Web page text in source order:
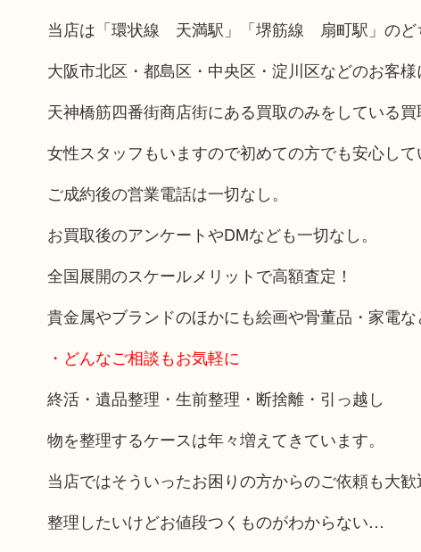
当店は「環状線 天満駅」「堺筋線 扇町駅」のど
大阪市北区・都島区・中央区・淀川区などのお客様
天神橋筋四番街商店街にある買取のみをしている買
女性スタッフもいますので初めての方でも安心して
ご成約後の営業電話は一切なし。
お買取後のアンケートやDMなども一切なし。
全国展開のスケールメリットで高額査定！
貴金属やブランドのほかにも絵画や骨董品・家電
・どんなご相談もお気軽に
終活・遺品整理・生前整理・断捨離・引っ越し
物を整理するケースは年々増えてきています。
当店ではそういったお困りの方からのご依頼も大歓
整理したいけどお値段つくものがわからない…